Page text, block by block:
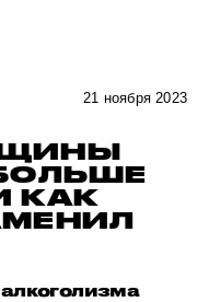
21 ноября 2023
КАК